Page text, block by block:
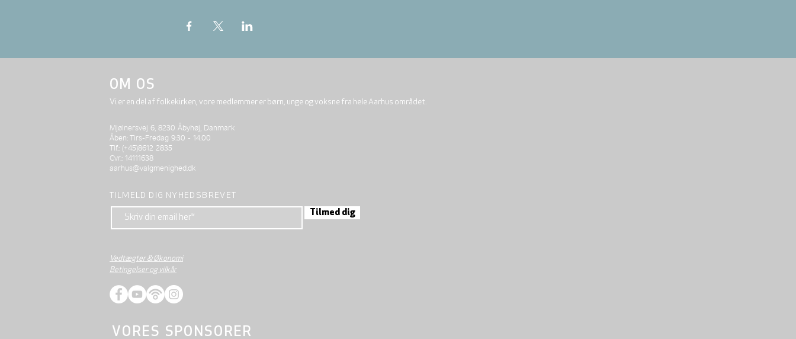
OM OS
Vi er en del af folkekirken, vore medlemmer er børn, unge og voksne fra hele Aarhus området.
Mjølnersvej 6, 8230 Åbyhøj, Danmark
Åben: Tirs-Fredag 9:30 - 14.00
Tlf.: (+45)8612 2835
Cvr.: 14111638
aarhus@valgmenighed.dk
TILMELD DIG NYHEDSBREVET
Tilmed dig
Vedtægter & Økonomi
Betingelser og vilkår
VORES SPONSORER